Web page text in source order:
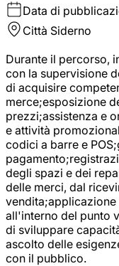
Data di
Città Siderno
Durante il percorso,
con la supervisione
di acquisire
merce;esposizione
prezzi;assistenza e
e attività
codici a barre e
degli spazi e dei
delle merci, dal
all'interno del punto
di sviluppare
ascolto delle
con il pubblico.